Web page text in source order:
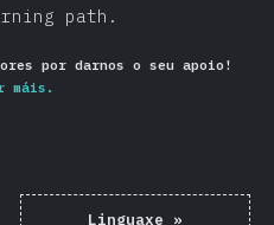
path.
por darnos o seu apoio!
máis.
Linguaxe »